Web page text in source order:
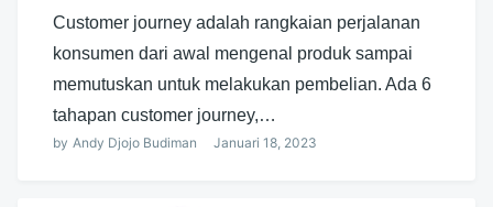
Customer journey adalah rangkaian perjalanan
konsumen dari awal mengenal produk sampai
memutuskan untuk melakukan pembelian. Ada 6
tahapan customer journey,…
by Andy Djojo Budiman Januari 18, 2023